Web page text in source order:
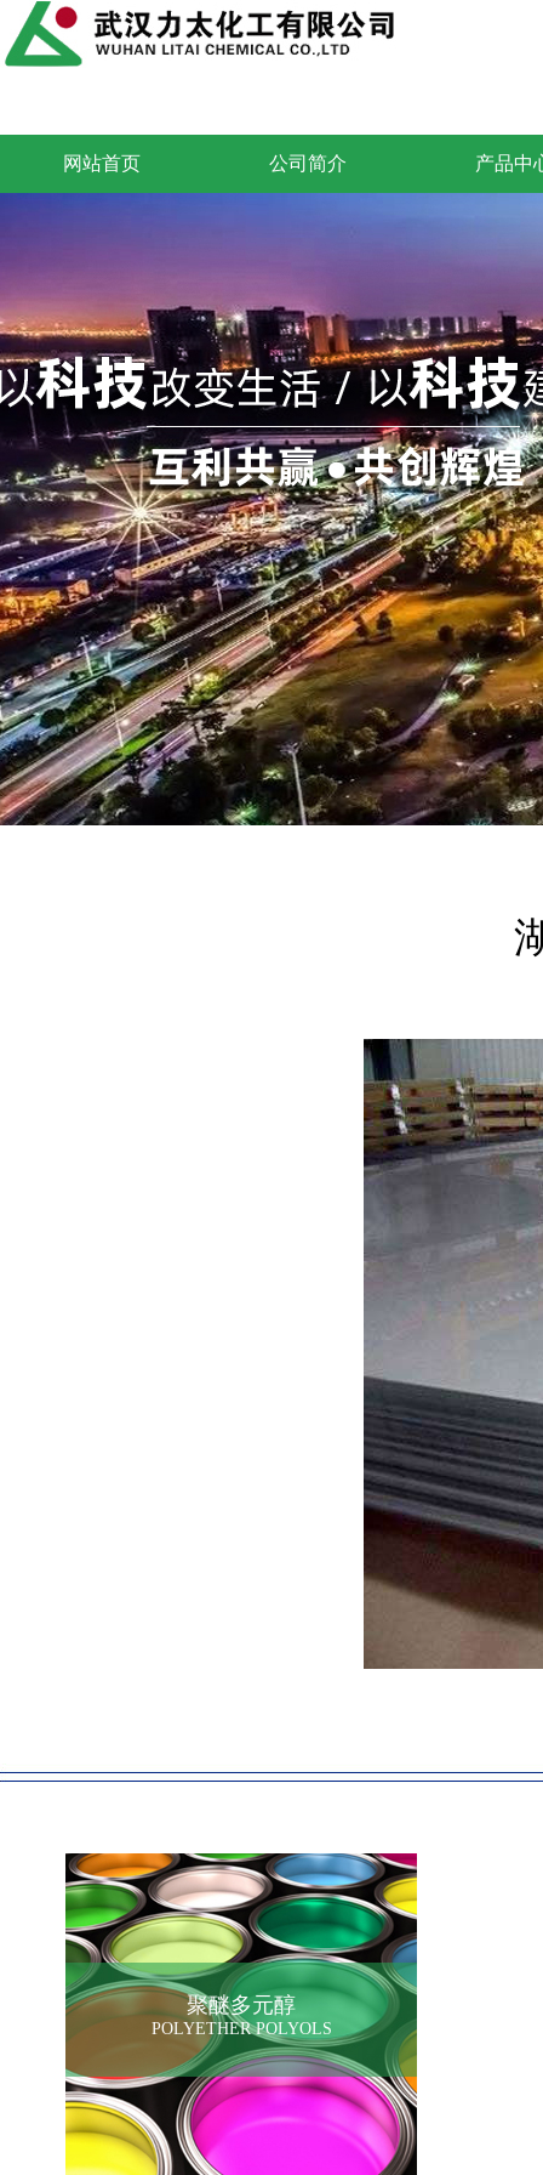
网站首页 公司简介 产品中
聚醚多元醇
POLYETHER POLYOLS